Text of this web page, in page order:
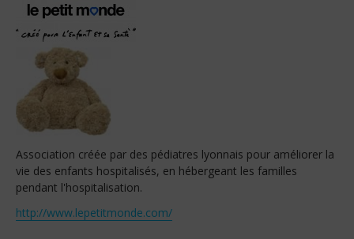
Association créée par des pédiatres lyonnais pour améliorer la
vie des enfants hospitalisés, en hébergeant les familles
pendant l'hospitalisation.
http://www.lepetitmonde.com/